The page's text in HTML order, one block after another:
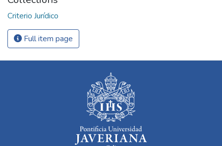
Criterio Jurídico
Full item page